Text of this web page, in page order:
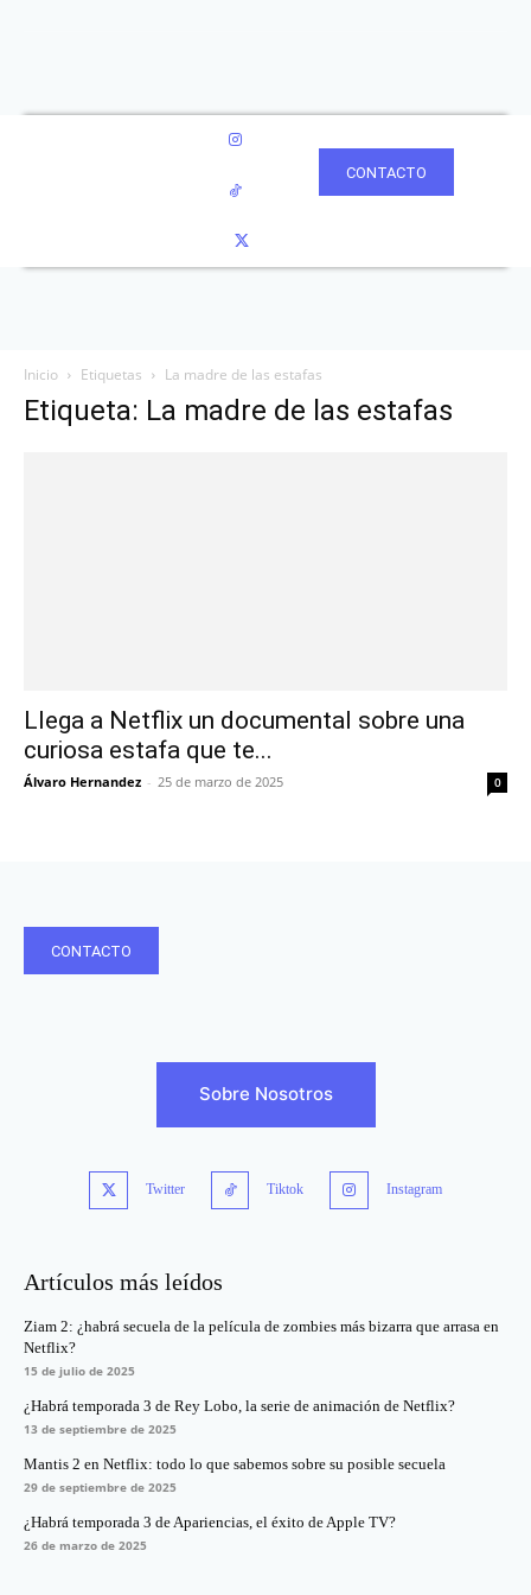
CONTACTO
Inicio Etiquetas La madre de las estafas
Etiqueta: La madre de las estafas
Llega a Netflix un documental sobre una
curiosa estafa que te...
Álvaro Hernandez - 25 de marzo de 2025 0
CONTACTO
Sobre Nosotros
Twitter Tiktok Instagram
Artículos más leídos
Ziam 2: ¿habrá secuela de la película de zombies más bizarra que arrasa en
Netflix?
15 de julio de 2025
¿Habrá temporada 3 de Rey Lobo, la serie de animación de Netflix?
13 de septiembre de 2025
Mantis 2 en Netflix: todo lo que sabemos sobre su posible secuela
29 de septiembre de 2025
¿Habrá temporada 3 de Apariencias, el éxito de Apple TV?
26 de marzo de 2025